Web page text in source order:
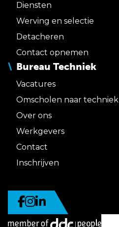
Diensten
Werving en selectie
Detacheren
Contact opnemen
Bureau Techniek
Vacatures
Omscholen naar techniek
Over ons
Werkgevers
Contact
Inschrijven